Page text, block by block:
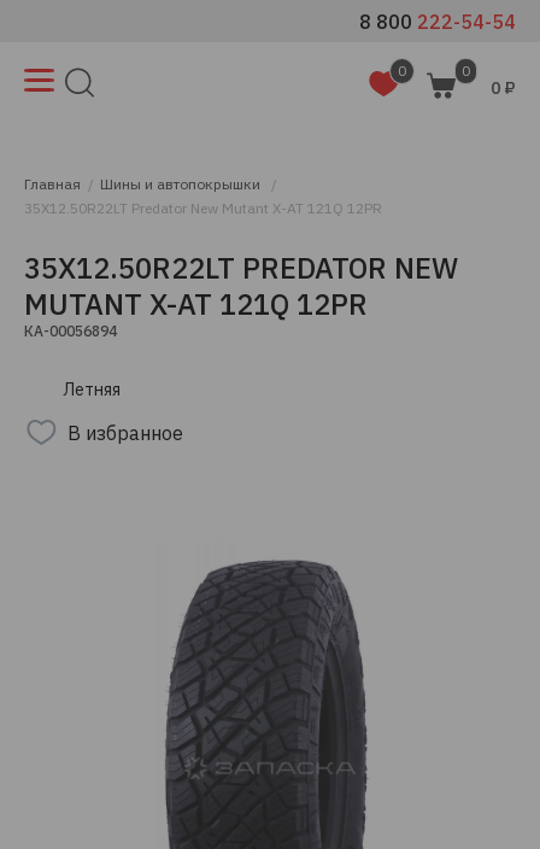
8 800 222-54-54
0 0
0 ₽
Главная
Шины и автопокрышки
35X12.50R22LT Predator New Mutant X-AT 121Q 12PR
35X12.50R22LT PREDATOR NEW
MUTANT X-AT 121Q 12PR
КА-00056894
Летняя
В избранное